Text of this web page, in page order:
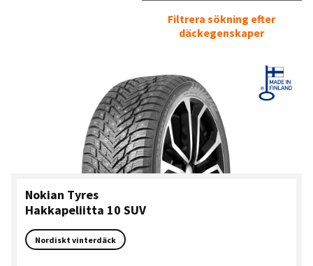
Filtrera sökning efter
däckegenskaper
Nokian Tyres
Hakkapeliitta 10 SUV
Nordiskt vinterdäck